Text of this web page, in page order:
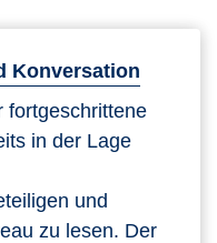
Konversation
fortgeschrittene
in der Lage
und
zu lesen. Der